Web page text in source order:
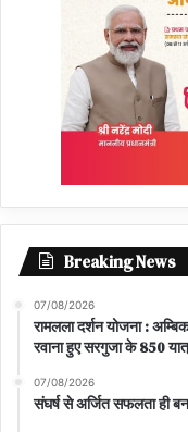
Breaking News
07/08/2026
रामलला दर्शन योजना :
रवाना हुए सरगुजा के 850
07/08/2026
संघर्ष से अर्जित सफलता ही